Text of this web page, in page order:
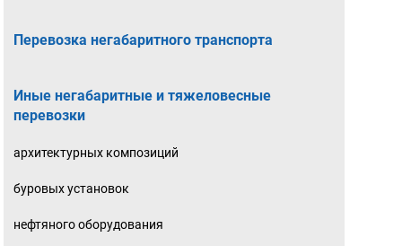
Перевозка негабаритного транспорта
Иные негабаритные и тяжеловесные
перевозки
архитектурных композиций
буровых установок
нефтяного оборудования